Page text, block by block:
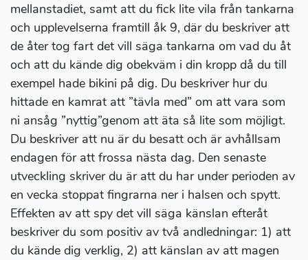
mellanstadiet, samt att du fick lite vila från tankarna
och upplevelserna framtill åk 9, där du beskriver att
de åter tog fart det vill säga tankarna om vad du åt
och att du kände dig obekväm i din kropp då du till
exempel hade bikini på dig. Du beskriver hur du
hittade en kamrat att ”tävla med” om att vara som
ni ansåg ”nyttig”genom att äta så lite som möjligt.
Du beskriver att nu är du besatt och är avhållsam
endagen för att frossa nästa dag. Den senaste
utveckling skriver du är att du har under perioden av
en vecka stoppat fingrarna ner i halsen och spytt.
Effekten av att spy det vill säga känslan efteråt
beskriver du som positiv av två andledningar: 1) att
du kände dig verklig, 2) att känslan av att magen